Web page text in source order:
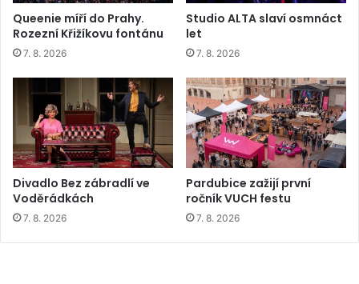
Queenie míří do Prahy.
Rozezní Křižíkovu fontánu
7. 8. 2026
Studio ALTA slaví osmnáct
let
7. 8. 2026
Divadlo Bez zábradlí ve
Voděrádkách
7. 8. 2026
Pardubice zažijí první
ročník VUCH festu
7. 8. 2026